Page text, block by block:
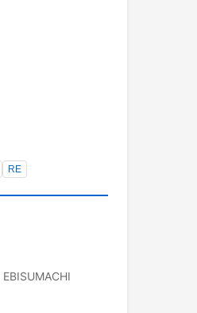
RE
EBISUMACHI